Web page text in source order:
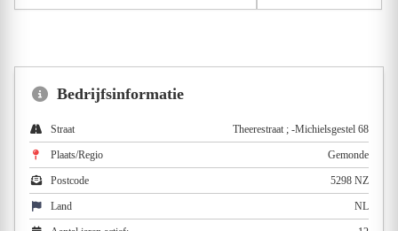
Bedrijfsinformatie
Straat Theerestraat ; -Michielsgestel 68
Plaats/Regio Gemonde
Postcode 5298 NZ
Land NL